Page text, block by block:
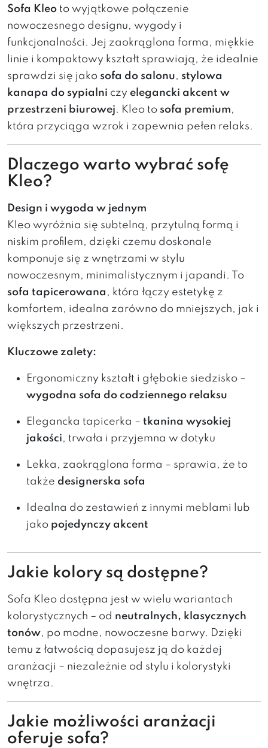
Sofa Kleo to wyjątkowe połączenie
nowoczesnego designu, wygody i
funkcjonalności. Jej zaokrąglona forma, miękkie
linie i kompaktowy kształt sprawiają, że idealnie
sprawdzi się jako sofa do salonu, stylowa
kanapa do sypialni czy elegancki akcent w
przestrzeni biurowej. Kleo to sofa premium,
która przyciąga wzrok i zapewnia pełen relaks.
Dlaczego warto wybrać sofę
Kleo?
Design i wygoda w jednym
Kleo wyróżnia się subtelną, przytulną formą i
niskim profilem, dzięki czemu doskonale
komponuje się z wnętrzami w stylu
nowoczesnym, minimalistycznym i japandi. To
sofa tapicerowana , która łączy estetykę z
komfortem, idealna zarówno do mniejszych, jak i
większych przestrzeni.
Kluczowe zalety:
Ergonomiczny kształt i głębokie siedzisko –
wygodna sofa do codziennego relaksu
Elegancka tapicerka – tkanina wysokiej
jakości, trwała i przyjemna w dotyku
Lekka, zaokrąglona forma – sprawia, że to
także designerska sofa
Idealna do zestawień z innymi meblami lub
jako pojedynczy akcent
Jakie kolory są dostępne?
Sofa Kleo dostępna jest w wielu wariantach
kolorystycznych – od neutralnych, klasycznych
tonów, po modne, nowoczesne barwy. Dzięki
temu z łatwością dopasujesz ją do każdej
aranżacji – niezależnie od stylu i kolorystyki
wnętrza.
Jakie możliwości aranżacji
oferuje sofa?